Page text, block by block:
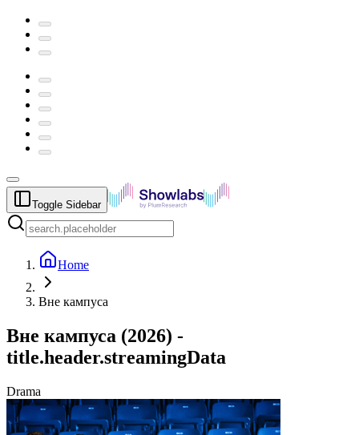
Toggle Sidebar
Home
Вне кампуса
Вне кампуса (2026) -
title.header.streamingData
Drama